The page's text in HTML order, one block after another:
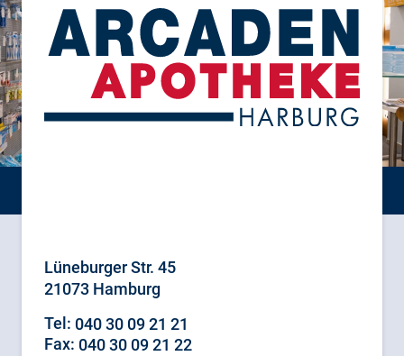
Online Shop
Lüneburger Str. 45
21073 Hamburg
Tel: 040 30 09 21 21
Fax: 040 30 09 21 22